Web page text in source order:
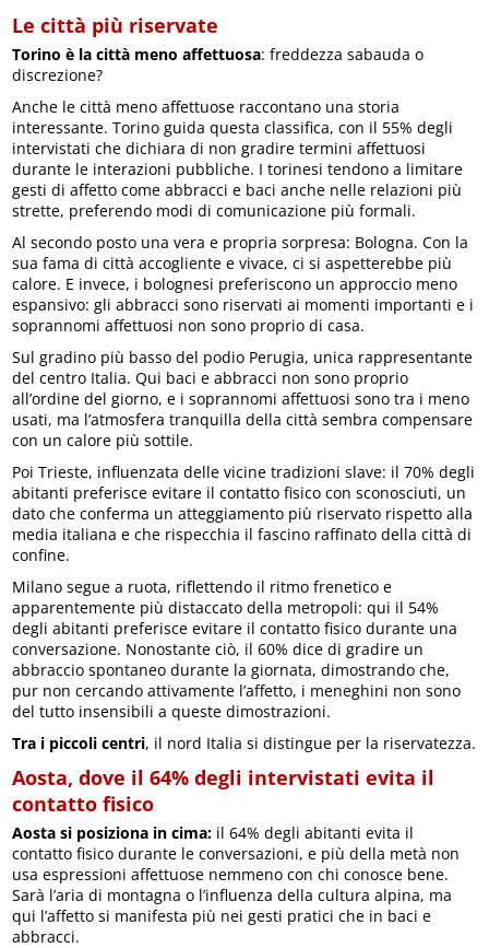
Le città più riservate
Torino è la città meno affettuosa: freddezza sabauda o
discrezione?
Anche le città meno affettuose raccontano una storia
interessante. Torino guida questa classifica, con il 55% degli
intervistati che dichiara di non gradire termini affettuosi
durante le interazioni pubbliche. I torinesi tendono a limitare
gesti di affetto come abbracci e baci anche nelle relazioni più
strette, preferendo modi di comunicazione più formali.
Al secondo posto una vera e propria sorpresa: Bologna. Con la
sua fama di città accogliente e vivace, ci si aspetterebbe più
calore. E invece, i bolognesi preferiscono un approccio meno
espansivo: gli abbracci sono riservati ai momenti importanti e i
soprannomi affettuosi non sono proprio di casa.
Sul gradino più basso del podio Perugia, unica rappresentante
del centro Italia. Qui baci e abbracci non sono proprio
all’ordine del giorno, e i soprannomi affettuosi sono tra i meno
usati, ma l’atmosfera tranquilla della città sembra compensare
con un calore più sottile.
Poi Trieste, influenzata delle vicine tradizioni slave: il 70% degli
abitanti preferisce evitare il contatto fisico con sconosciuti, un
dato che conferma un atteggiamento più riservato rispetto alla
media italiana e che rispecchia il fascino raffinato della città di
confine.
Milano segue a ruota, riflettendo il ritmo frenetico e
apparentemente più distaccato della metropoli: qui il 54%
degli abitanti preferisce evitare il contatto fisico durante una
conversazione. Nonostante ciò, il 60% dice di gradire un
abbraccio spontaneo durante la giornata, dimostrando che,
pur non cercando attivamente l’affetto, i meneghini non sono
del tutto insensibili a queste dimostrazioni.
Tra i piccoli centri, il nord Italia si distingue per la riservatezza.
Aosta, dove il 64% degli intervistati evita il
contatto fisico
Aosta si posiziona in cima: il 64% degli abitanti evita il
contatto fisico durante le conversazioni, e più della metà non
usa espressioni affettuose nemmeno con chi conosce bene.
Sarà l’aria di montagna o l’influenza della cultura alpina, ma
qui l’affetto si manifesta più nei gesti pratici che in baci e
abbracci.